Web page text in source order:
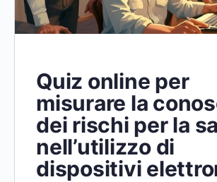
Quiz online per
misurare la
dei rischi per la
nell’utilizzo di
dispositivi